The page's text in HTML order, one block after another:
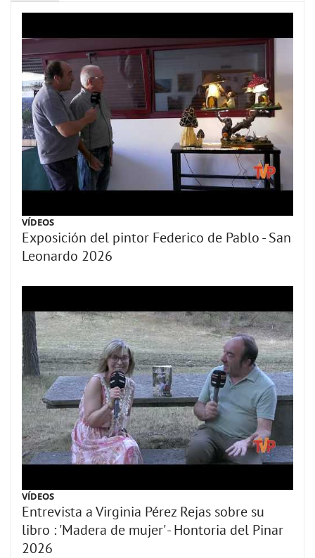
VÍDEOS
Exposición del pintor Federico de Pablo - San
Leonardo 2026
VÍDEOS
Entrevista a Virginia Pérez Rejas sobre su
libro : 'Madera de mujer' - Hontoria del Pinar
2026